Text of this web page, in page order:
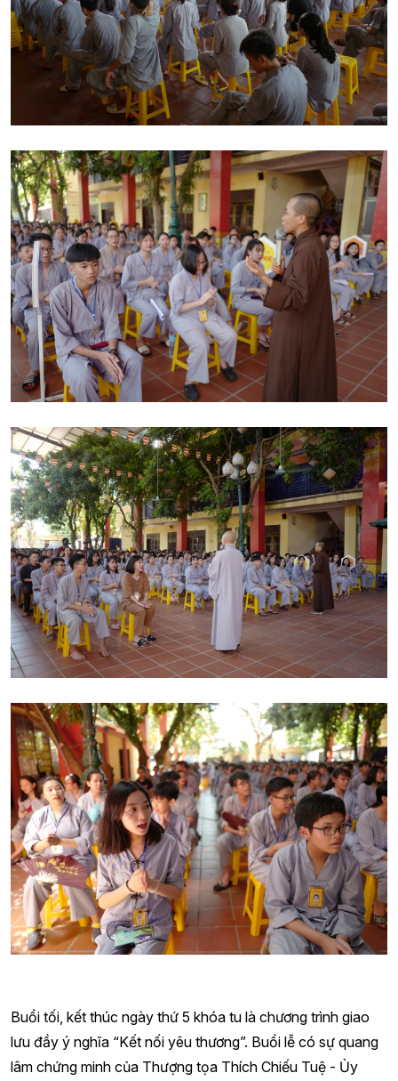
Buổi tối, kết thúc ngày thứ 5 khóa tu là chương trình giao
lưu đầy ý nghĩa “Kết nối yêu thương”. Buổi lễ có sự quang
lâm chứng minh của Thượng tọa Thích Chiếu Tuệ - Ủy